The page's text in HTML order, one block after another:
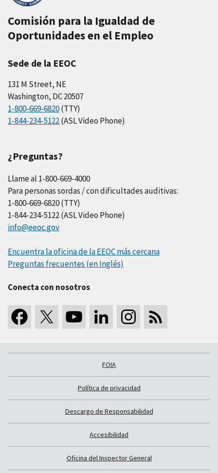
Comisión para la Igualdad de
Oportunidades en el Empleo
Sede de la EEOC
131 M Street, NE
Washington, DC 20507
1-800-669-6820(TTY)
1-844-234-5122(ASL Video Phone)
¿Preguntas?
Llame al 1-800-669-4000
Para personas sordas / con dificultades auditivas:
1-800-669-6820 (TTY)
1-844-234-5122 (ASL Video Phone)
info@eeoc.gov
Encuentra la oficina de la EEOC más cercana
Preguntas frecuentes (en Inglés)
Conecta con nosotros
FOIA
Política de privacidad
Descargo de Responsabilidad
Accesibilidad
Oficina del Inspector General